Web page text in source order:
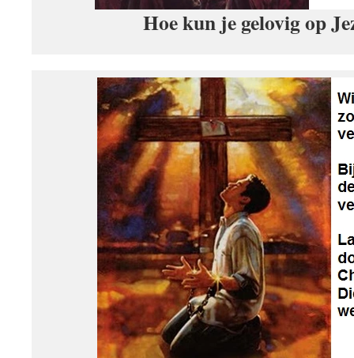
Hoe kun je gelovig op